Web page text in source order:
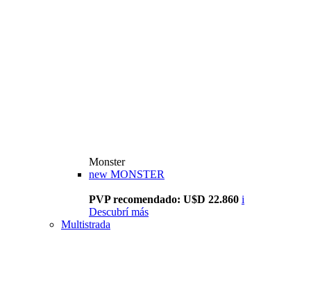
Monster
new MONSTER
PVP recomendado: U$D 22.860 i
Descubrí más
Multistrada